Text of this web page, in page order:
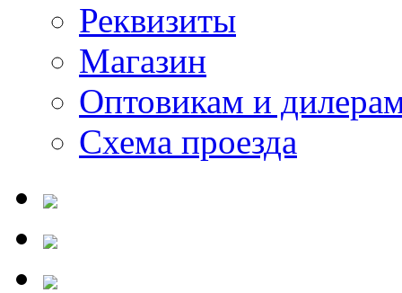
Реквизиты
Магазин
Оптовикам и
Схема проезда